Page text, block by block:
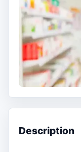
Description